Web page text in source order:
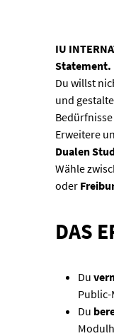
IU
Statement.
Du willst
und
Erweitere
Dualen
Wähle
oder
DAS
Du
Du